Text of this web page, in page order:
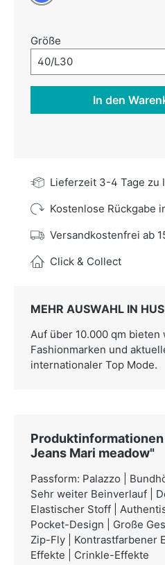
Blau
Größe
Größe-Auswahl öffnen,
40/L30
In den
Lieferzeit 3-4 Tage zu
Kostenlose Rückgabe
Versandkostenfrei ab
Click & Collect
MEHR AUSWAHL IN
Auf über 10.000 qm bieten
Fashionmarken und
internationaler Top Mode.
Produktinformationen
Jeans Mari meadow"
Passform: Palazzo |
Sehr weiter Beinverlauf |
Elastischer Stoff |
Pocket-Design | Große
Zip-Fly | Kontrastfarbener
Effekte | Crinkle-Effekte